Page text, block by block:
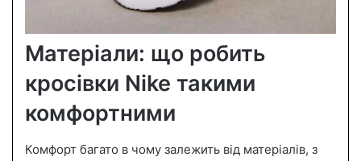
Матеріали: що робить
кросівки Nike такими
комфортними
Комфорт багато в чому залежить від матеріалів, з